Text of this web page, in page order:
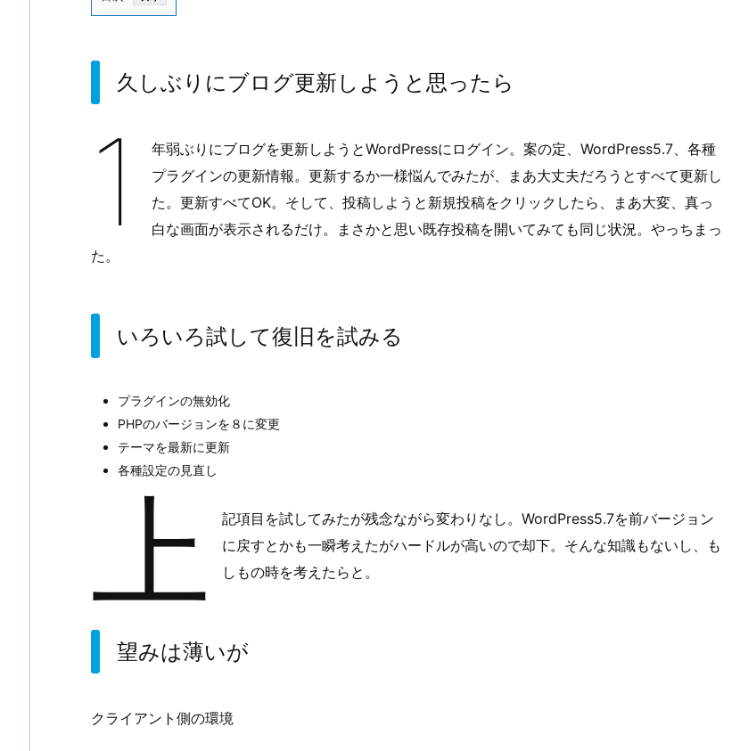
1.
ぶ
に
更
と
2.
し
復
試
久しぶりにブログ更新しようと思ったら
1
年弱ぶりにブログを更新しようとWordPressにログイン。案の定、WordPress5.7、各種
プラグインの更新情報。更新するか一様悩んでみたが、まあ大丈夫だろうとすべて更新し
た。更新すべてOK。そして、投稿しようと新規投稿をクリックしたら、まあ大変、真っ
白な画面が表示されるだけ。まさかと思い既存投稿を開いてみても同じ状況。やっちまっ
た。
いろいろ試して復旧を試みる
プラグインの無効化
PHPのバージョンを８に変更
テーマを最新に更新
各種設定の見直し
上
記項目を試してみたが残念ながら変わりなし。WordPress5.7を前バージョン
に戻すとかも一瞬考えたがハードルが高いので却下。そんな知識もないし、も
しもの時を考えたらと。
望みは薄いが
クライアント側の環境